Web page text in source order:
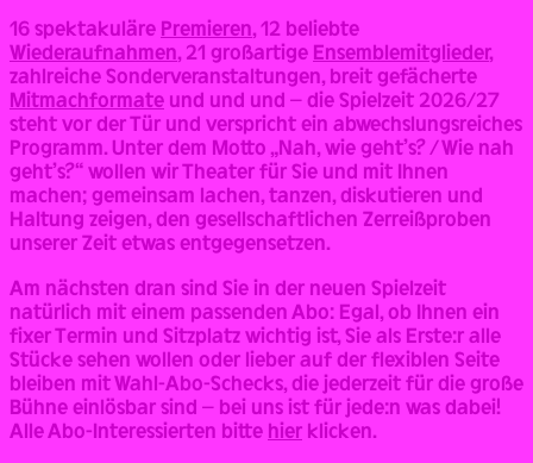
16 spektakuläre Premieren, 12 beliebte
Wiederaufnahmen, 21 großartige Ensemblemitglieder,
zahlreiche Sonderveranstaltungen, breit gefächerte
Mitmachformate und und und – die Spielzeit 2026/27
steht vor der Tür und verspricht ein abwechslungsreiches
Programm. Unter dem Motto „Nah, wie geht’s? / Wie nah
geht’s?“ wollen wir Theater für Sie und mit Ihnen
machen; gemeinsam lachen, tanzen, diskutieren und
Haltung zeigen, den gesellschaftlichen Zerreißproben
unserer Zeit etwas entgegensetzen.
Am nächsten dran sind Sie in der neuen Spielzeit
natürlich mit einem passenden Abo: Egal, ob Ihnen ein
fixer Termin und Sitzplatz wichtig ist, Sie als Erste:r alle
Stücke sehen wollen oder lieber auf der flexiblen Seite
bleiben mit Wahl-Abo-Schecks, die jederzeit für die große
Bühne einlösbar sind – bei uns ist für jede:n was dabei!
Alle Abo-Interessierten bitte hier klicken.